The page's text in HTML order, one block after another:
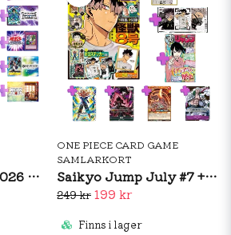
V Jump #7 July 2026 Magazine + Promo Cards (JP)
ONE PIECE CARD GAME
SAMLARKORT
Saikyo Jump July #7 + One Piece Smoker Promo (JP)
249 kr 199 kr
Finns i lager